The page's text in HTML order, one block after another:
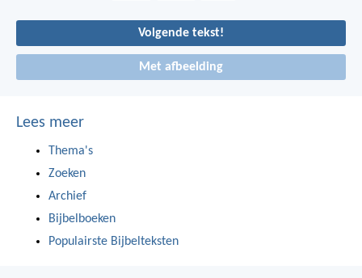
Volgende tekst!
Met afbeelding
Lees meer
Thema's
Zoeken
Archief
Bijbelboeken
Populairste Bijbelteksten